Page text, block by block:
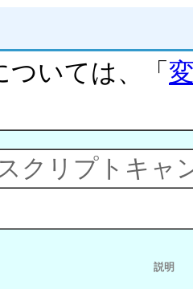
いては、「
クリプトキャ
説明